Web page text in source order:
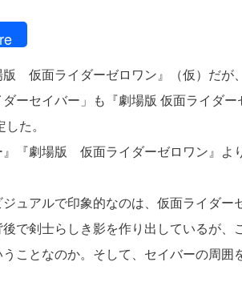
仮面ライダーゼロワン』（仮）だが
ーセイバー」も『劇場版 仮面ライダ
た。
『劇場版 仮面ライダーゼロワン』よ
ュアルで印象的なのは、仮面ライダー
で剣士らしき影を作り出しているが
ことなのか。そして、セイバーの周囲